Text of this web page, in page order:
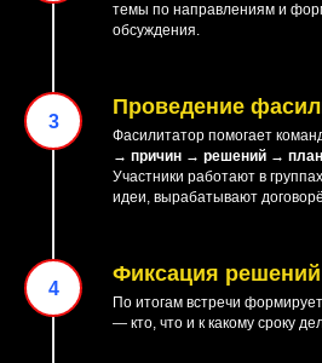
темы по направлениям и
обсуждения.
Проведение
Фасилитатор помогает
→ причин → решений →
Участники работают в
идеи, вырабатывают
Фиксация решений
По итогам встречи
— кто, что и к какому сроку